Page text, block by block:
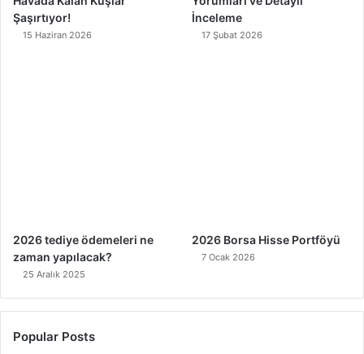
Şaşırtıyor!
15 Haziran 2026
İnceleme
17 Şubat 2026
2026 tediye ödemeleri ne
zaman yapılacak?
25 Aralık 2025
2026 Borsa Hisse Portföyü
7 Ocak 2026
Popular Posts